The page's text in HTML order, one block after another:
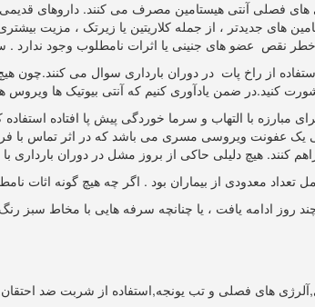
فصلی آنتی هیستامین مصرف می کنند. داروهای
های جدیدتر ، از جمله کلاریتین یا زیرتک ، مزیت
نقص عضو های جنینی یا اثرات نامطلوب وجود ندارد
از راخ پات در دوران بارداری سوال می کنند.چون
کنید.در ضمن یادآوری کنیم که آنتی بیوتیک ها ویروس
مبارزه با التهاب و سرما خوردگی پیش پا افتاده
عفونت ویروسی مسری می باشد که در اثر تماس با فرد
کنند. هیچ دلیلی حاکی از بروز مشل در دوران بارداری با
تعداد معدودی از بیماران بود . اگر چه هیچ گونه
ادامه یافت ، یا چنانچه سرفه هایی با مخاط سبز رنگ
های فصلی و تب یونجه,استفاده از شربت ضد